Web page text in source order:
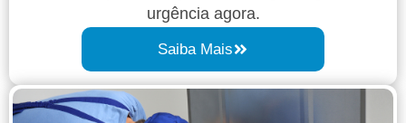
urgência agora.
Saiba Mais